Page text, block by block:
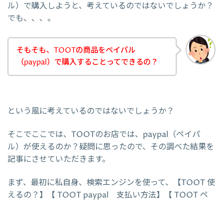
ル）で購入しようと、考えているのではないでしょうか？
でも、、、。
そもそも、TOOTの商品をペイパル
（paypal）で購入することってできるの？
という風に考えているのではないでしょうか？
そこでここでは、TOOTのお店では、paypal（ペイパ
ル）が使えるのか？疑問に思ったので、その調べた結果を
記事にさせていただきます。
まず、最初に私自身、検索エンジンを使って、【TOOT 使
えるの？】【 TOOT paypal 支払い方法】【 TOOT ペ